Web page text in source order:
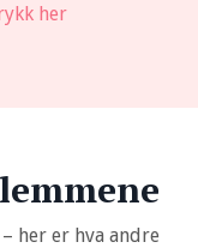
her
her er hva andre